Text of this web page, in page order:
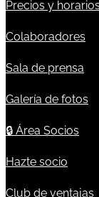
Precios y horarios
Colaboradores
Sala de prensa
Galería de fotos
🔒 Área Socios
Hazte socio
Club de ventajas